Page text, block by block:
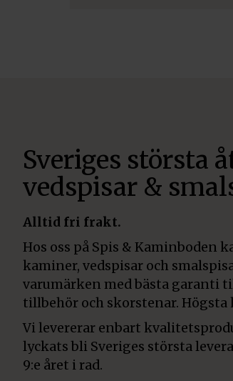
Sveriges största
vedspisar &
Alltid fri frakt.
Hos oss på Spis & Kaminboden
kaminer, vedspisar och
varumärken med bästa garanti
tillbehör och skorstenar.
Vi levererar enbart
lyckats bli Sveriges största
9:e året i rad.